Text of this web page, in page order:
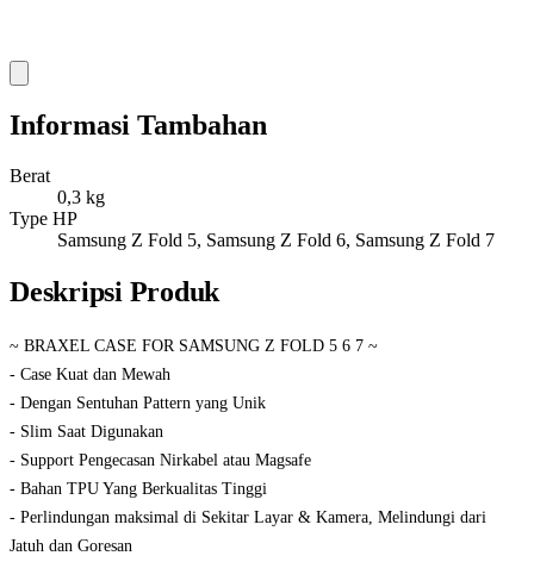
Informasi Tambahan
Berat
0,3 kg
Type HP
Samsung Z Fold 5, Samsung Z Fold 6, Samsung Z Fold 7
Deskripsi Produk
~ BRAXEL CASE FOR SAMSUNG Z FOLD 5 6 7 ~
- Case Kuat dan Mewah
- Dengan Sentuhan Pattern yang Unik
- Slim Saat Digunakan
- Support Pengecasan Nirkabel atau Magsafe
- Bahan TPU Yang Berkualitas Tinggi
- Perlindungan maksimal di Sekitar Layar & Kamera, Melindungi dari
Jatuh dan Goresan